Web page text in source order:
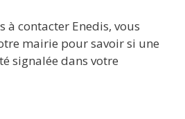
à contacter Enedis, vous
mairie pour savoir si une
signalée dans votre